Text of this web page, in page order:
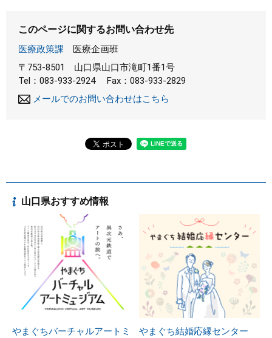
このページに関するお問い合わせ先
医療政策課
医療企画班
〒753-8501
山口県山口市滝町1番1号
Tel：083-933-2924
Fax：083-933-2829
メールでのお問い合わせはこちら
山口県おすすめ情報
やまぐちバーチャルアートミ
やまぐち結婚応縁センター